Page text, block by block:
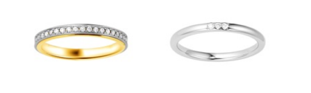
刻印
刻印サービス対象商品
インサイドストーン 可
わせフォームよりご連絡ください。